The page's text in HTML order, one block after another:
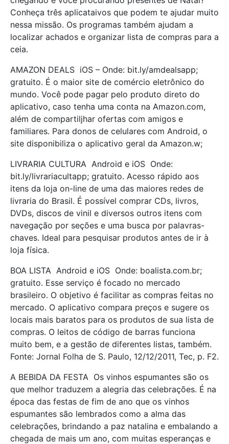
Conheça três aplicataivos que podem te ajudar muito
nessa missão. Os programas também ajudam a
localizar achados e organizar lista de compras para a
ceia.
AMAZON DEALS  iOS – Onde: bit.ly/amdealsapp;
gratuito. É o maior site de comércio eletrônico do
mundo. Você pode pagar pelo produto direto do
aplicativo, caso tenha uma conta na Amazon.com,
além de compartiljhar ofertas com amigos e
familiares. Para donos de celulares com Android, o
site disponibiliza o aplicativo geral da Amazon.w;
LIVRARIA CULTURA  Android e iOS  Onde:
bit.ly/livrariacultapp; gratuito. Acesso rápido aos
itens da loja on-line de uma das maiores redes de
livraria do Brasil. É possível comprar CDs, livros,
DVDs, discos de vinil e diversos outros itens com
navegação por seções e uma busca por palavras-
chaves. Ideal para pesquisar produtos antes de ir à
loja física.
BOA LISTA  Android e iOS  Onde: boalista.com.br;
gratuito. Esse serviço é focado no mercado
brasileiro. O objetivo é facilitar as compras feitas no
mercado. O aplicativo compara preços e sugere os
locais mais baratos para os produtos de sua lista de
compras. O leitos de código de barras funciona
muito bem, e a gestão de diferentes listas, também.
Fonte: Jornal Folha de S. Paulo, 12/12/2011, Tec, p. F2.
A BEBIDA DA FESTA  Os vinhos espumantes são os
que melhor traduzem a alegria das celebrações. É na
época das festas de fim de ano que os vinhos
espumantes são lembrados como a alma das
celebrações, brindando a paz natalina e embalando a
chegada de mais um ano, com muitas esperanças e